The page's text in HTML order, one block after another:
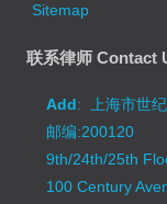
Sitemap
联系律师 Contact
Add: 上海市世
邮编:200120
9th/24th/25th
100 Century